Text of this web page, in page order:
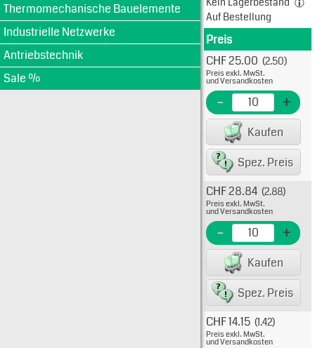
Thermomechanische Bauelemente
Industrielle Netzwerke
Antriebstechnik
Sale %
Auf Bestellung
Produkt
Preis
Typ:
EME
CHF 25.00 (2.50)
Preis exkl. MwSt.
und Versandkosten
- +
Kaufen
Spez. Preis
Typ:
EME
CHF 28.84 (2.88)
Preis exkl. MwSt.
und Versandkosten
- +
Kaufen
Spez. Preis
CHF 14.15 (1.42)
Preis exkl. MwSt.
und Versandkosten